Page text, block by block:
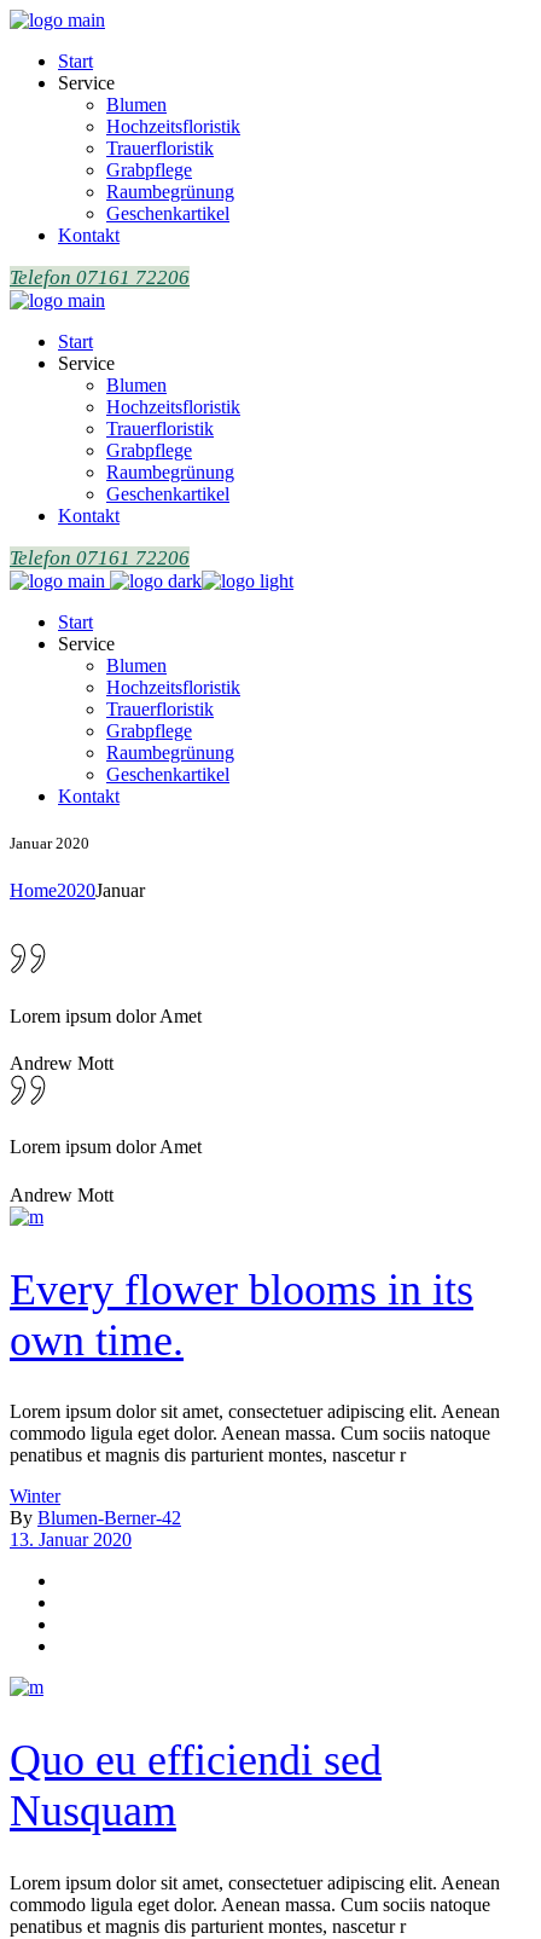
Start
Service
Blumen
Hochzeitsfloristik
Trauerfloristik
Grabpflege
Raumbegrünung
Geschenkartikel
Kontakt
Telefon 07161 72206
Start
Service
Blumen
Hochzeitsfloristik
Trauerfloristik
Grabpflege
Raumbegrünung
Geschenkartikel
Kontakt
Telefon 07161 72206
Start
Service
Blumen
Hochzeitsfloristik
Trauerfloristik
Grabpflege
Raumbegrünung
Geschenkartikel
Kontakt
Januar 2020
Home2020Januar
Lorem ipsum dolor Amet
Andrew Mott
Lorem ipsum dolor Amet
Andrew Mott
Every flower blooms in its
own time.
Lorem ipsum dolor sit amet, consectetuer adipiscing elit. Aenean
commodo ligula eget dolor. Aenean massa. Cum sociis natoque
penatibus et magnis dis parturient montes, nascetur r
Winter
By Blumen-Berner-42
13. Januar 2020
Quo eu efficiendi sed
Nusquam
Lorem ipsum dolor sit amet, consectetuer adipiscing elit. Aenean
commodo ligula eget dolor. Aenean massa. Cum sociis natoque
penatibus et magnis dis parturient montes, nascetur r